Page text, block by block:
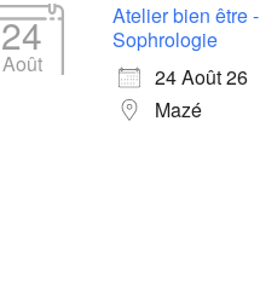
24
Août
Atelier bien être -
Sophrologie
24 Août 26
Mazé